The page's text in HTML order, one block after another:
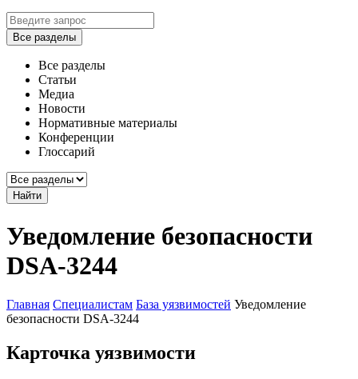
Все разделы
Все разделы
Статьи
Медиа
Новости
Нормативные материалы
Конференции
Глоссарий
Найти
Уведомление безопасности
DSA-3244
Главная Специалистам База уязвимостей Уведомление
безопасности DSA-3244
Карточка уязвимости